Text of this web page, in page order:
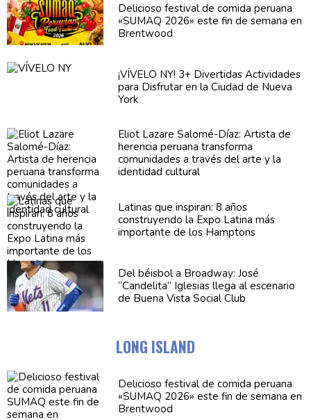
Delicioso festival de comida peruana
«SUMAQ 2026» este fin de semana en
Brentwood
¡VÍVELO NY! 3+ DivertidasActividades
para Disfrutar en la Ciudad de Nueva
York
Eliot LazareSalomé-Díaz: Artista de
herencia peruana transforma
comunidades a través del arte y la
identidad cultural
Latinas que inspiran: 8 años
construyendo la Expo Latina más
importante de los Hamptons
Del béisbol a Broadway: José
“Candelita” Iglesias llega al escenario
de Buena Vista Social Club
LONG ISLAND
Delicioso festival de comida peruana
«SUMAQ 2026» este fin de semana en
Brentwood